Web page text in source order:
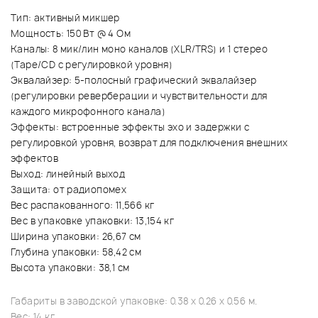
Тип: активный микшер
Мощность: 150 Вт @ 4 Ом
Каналы: 8 мик/лин моно каналов (XLR/TRS) и 1 стерео
(Tape/CD с регулировкой уровня)
Эквалайзер: 5-полосный графический эквалайзер
(регулировки реверберации и чувствительности для
каждого микрофонного канала)
Эффекты: встроенные эффекты эхо и задержки с
регулировкой уровня, возврат для подключения внешних
эффектов
Выход: линейный выход
Защита: от радиопомех
Вес распакованного: 11,566 кг
Вес в упаковке упаковки: 13,154 кг
Ширина упаковки: 26,67 см
Глубина упаковки: 58,42 см
Высота упаковки: 38,1 см
Габариты в заводской упаковке: 0.38 x 0.26 x 0.56 м.